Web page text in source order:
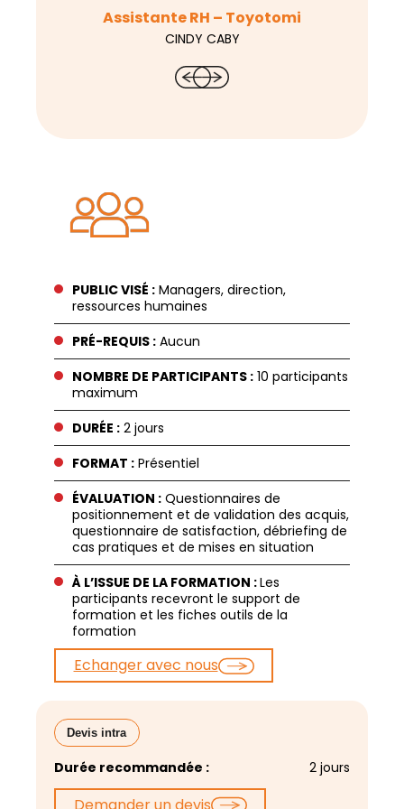
Assistante RH – Toyotomi
CINDY CABY
PUBLIC VISÉ : Managers, direction,
ressources humaines
PRÉ-REQUIS : Aucun
NOMBRE DE PARTICIPANTS : 10 participants
maximum
DURÉE : 2 jours
FORMAT : Présentiel
ÉVALUATION : Questionnaires de
positionnement et de validation des acquis,
questionnaire de satisfaction, débriefing de
cas pratiques et de mises en situation
À L’ISSUE DE LA FORMATION :Les
participants recevront le support de
formation et les fiches outils de la
formation
Echanger avec nous
Devis intra
Durée recommandée : 2 jours
Demander un devis